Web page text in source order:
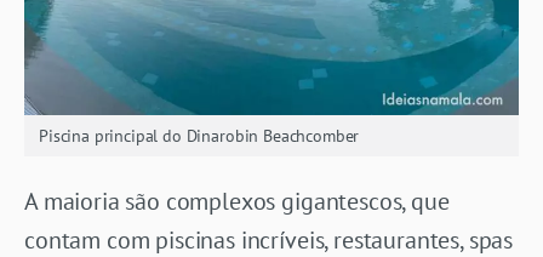
Piscina principal do Dinarobin Beachcomber
A maioria são complexos gigantescos, que
contam com piscinas incríveis, restaurantes, spas